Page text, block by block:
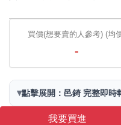
買價(想要賣的人參考) (均
-
▾點擊展開：邑錡 完整即時
我要買進